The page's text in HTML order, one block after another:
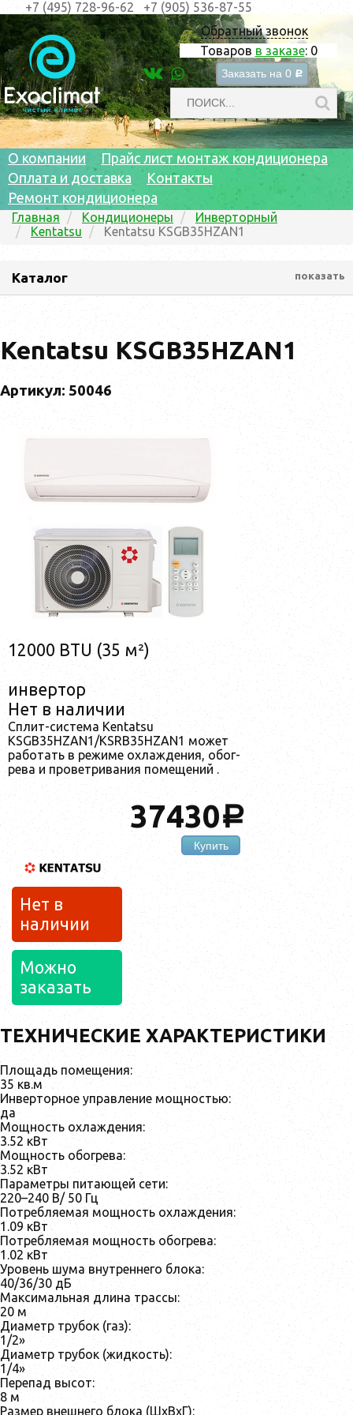
Обратный звонок
Товаров в заказе: 0
Заказать на 0 c
+7 (495) 728-96-62 +7 (905) 536-87-55
О компании
Прайс лист монтаж кондиционера
Оплата и доставка
Контакты
Ремонт кондиционера
Главная Кондиционеры
Инверторный
Kentatsu
Kentatsu KSGB35HZAN1
Каталог показать
Kentatsu KSGB35HZAN1
Артикул: 50046
12000 BTU (35 м²)
инвертор
Нет в наличии
Cплит-сис­те­ма Kentatsu
KSGB35HZAN1/KSRB35HZAN1 мо­жет
ра­ботать в ре­жиме ох­лажде­ния, обог­
ре­ва и про­вет­ри­вания по­меще­ний .
37430a
Купить
Нет в
наличии
Можно
заказать
ТЕХНИЧЕСКИЕ ХАРАКТЕРИСТИКИ
Площадь помещения:
35 кв.м
Инверторное управление мощностью:
да
Мощность охлаждения:
3.52 кВт
Мощность обогрева:
3.52 кВт
Параметры питающей сети:
220–240 В/ 50 Гц
Потребляемая мощность охлаждения:
1.09 кВт
Потребляемая мощность обогрева:
1.02 кВт
Уровень шума внутреннего блока:
40/36/30 дБ
Максимальная длина трассы:
20 м
Диаметр трубок (газ):
1/2»
Диаметр трубок (жидкость):
1/4»
Перепад высот:
8 м
Размер внешнего блока (ШxВxГ):